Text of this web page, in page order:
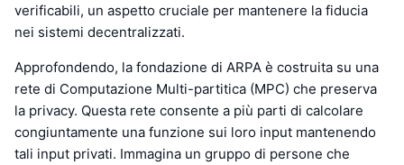
verificabili, un aspetto cruciale per mantenere la fiducia
nei sistemi decentralizzati.
Approfondendo, la fondazione di ARPA è costruita su una
rete di Computazione Multi-partitica (MPC) che preserva
la privacy. Questa rete consente a più parti di calcolare
congiuntamente una funzione sui loro input mantenendo
tali input privati. Immagina un gruppo di persone che